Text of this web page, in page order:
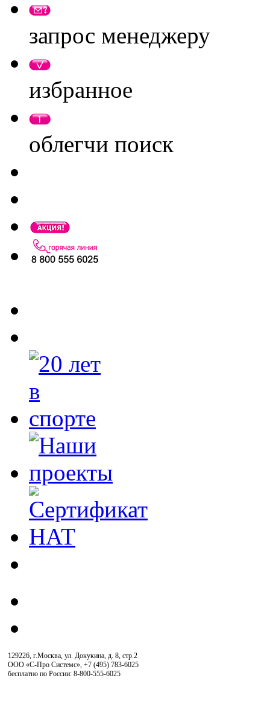
запрос менеджеру
избранное
облегчи поиск
129226, г.Москва, ул. Докукина, д. 8, стр.2
ООО «С-Про Системс», +7 (495) 783-6025
бесплатно по России: 8-800-555-6025